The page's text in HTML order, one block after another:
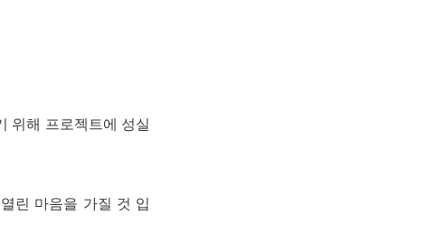
위해 프로젝트에 성실
린 마음을 가질 것 입